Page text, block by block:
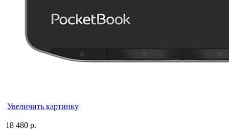
Увеличить картинку
18 480 р.